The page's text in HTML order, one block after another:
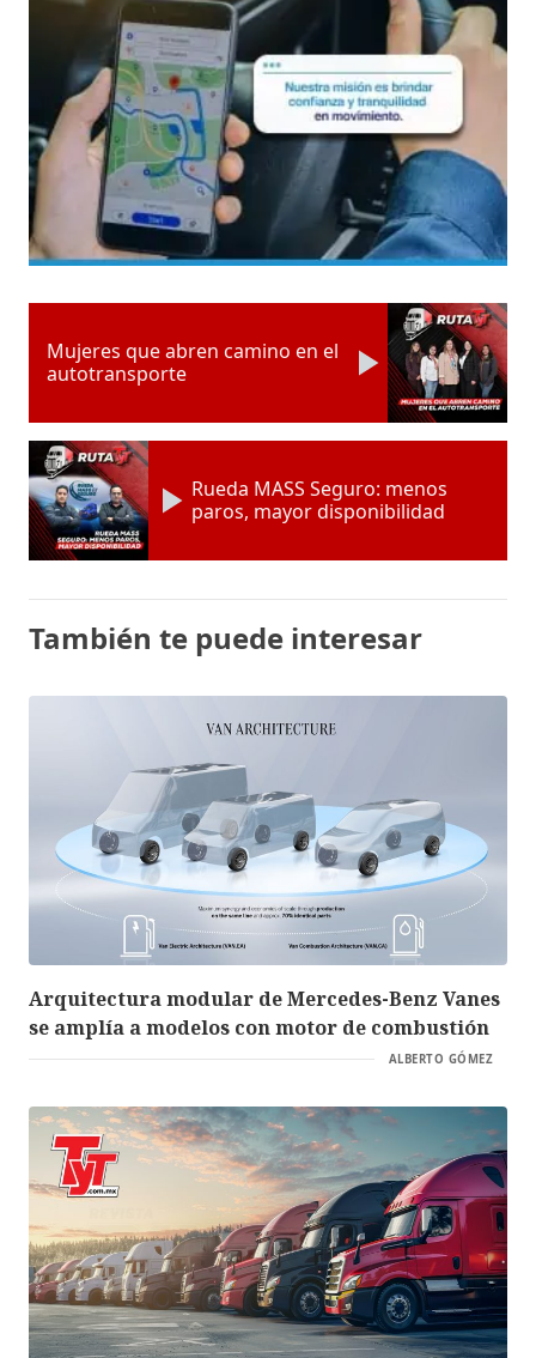
Mujeres que abren camino en el
autotransporte
Rueda MASS Seguro: menos
paros, mayor disponibilidad
También te puede interesar
Arquitectura modular de Mercedes-Benz Vanes
se amplía a modelos con motor de combustión
ALBERTO GÓMEZ